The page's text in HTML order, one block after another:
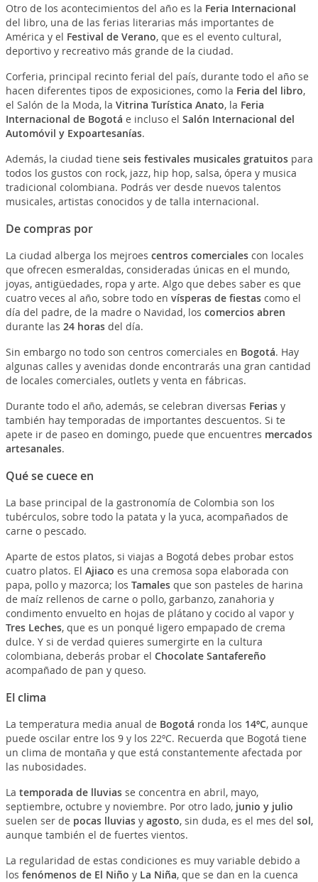
Otro de los acontecimientos del año es la Feria Internacional
del libro, una de las ferias literarias más importantes de
América y el Festival de Verano, que es el evento cultural,
deportivo y recreativo más grande de la ciudad.
Corferia, principal recinto ferial del país, durante todo el año se
hacen diferentes tipos de exposiciones, como la Feria del libro,
el Salón de la Moda, la Vitrina Turística Anato, la Feria
Internacional de Bogotá e incluso el Salón Internacional del
Automóvil y Expoartesanías.
Además, la ciudad tiene seis festivales musicales gratuitospara
todos los gustos con rock, jazz, hip hop, salsa, ópera y musica
tradicional colombiana. Podrás ver desde nuevos talentos
musicales, artistas conocidos y de talla internacional.
De compras por
La ciudad alberga los mejroes centros comercialescon locales
que ofrecen esmeraldas, consideradas únicas en el mundo,
joyas, antigüedades, ropa y arte. Algo que debes saber es que
cuatro veces al año, sobre todo en vísperas de fiestas como el
día del padre, de la madre o Navidad, los comercios abren
durante las 24 horasdel día.
Sin embargo no todo son centros comerciales en Bogotá. Hay
algunas calles y avenidas donde encontrarás una gran cantidad
de locales comerciales, outlets y venta en fábricas.
Durante todo el año, además, se celebran diversas Feriasy
también hay temporadas de importantes descuentos. Si te
apete ir de paseo en domingo, puede que encuentres mercados
artesanales.
Qué se cuece en
La base principal de la gastronomía de Colombia son los
tubérculos, sobre todo la patata y la yuca, acompañados de
carne o pescado.
Aparte de estos platos, si viajas a Bogotá debes probar estos
cuatro platos. El Ajiaco es una cremosa sopa elaborada con
papa, pollo y mazorca; los Tamales que son pasteles de harina
de maíz rellenos de carne o pollo, garbanzo, zanahoria y
condimento envuelto en hojas de plátano y cocido al vapor y
Tres Leches, que es un ponqué ligero empapado de crema
dulce. Y si de verdad quieres sumergirte en la cultura
colombiana, deberás probar el Chocolate Santafereño
acompañado de pan y queso.
El clima
La temperatura media anual de Bogotá ronda los 14ºC, aunque
puede oscilar entre los 9 y los 22ºC. Recuerda que Bogotá tiene
un clima de montaña y que está constantemente afectada por
las nubosidades.
La temporada de lluviasse concentra en abril, mayo,
septiembre, octubre y noviembre. Por otro lado, junio y julio
suelen ser de pocas lluvias y agosto, sin duda, es el mes del sol,
aunque también el de fuertes vientos.
La regularidad de estas condiciones es muy variable debido a
los fenómenos de El Niño yLa Niña, que se dan en la cuenca